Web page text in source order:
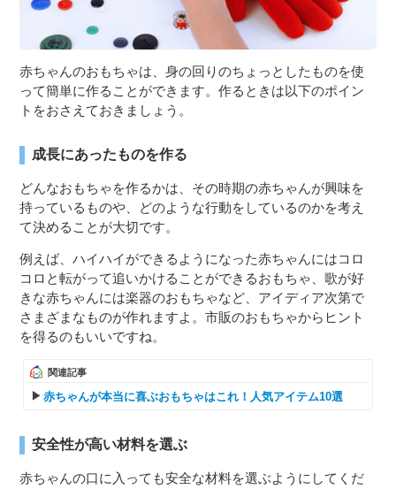
赤ちゃんのおもちゃは、身の回りのちょっとしたものを使
って簡単に作ることができます。作るときは以下のポイン
トをおさえておきましょう。
成長にあったものを作る
どんなおもちゃを作るかは、その時期の赤ちゃんが興味を
持っているものや、どのような行動をしているのかを考え
て決めることが大切です。
例えば、ハイハイができるようになった赤ちゃんにはコロ
コロと転がって追いかけることができるおもちゃ、歌が好
きな赤ちゃんには楽器のおもちゃなど、アイディア次第で
さまざまなものが作れますよ。市販のおもちゃからヒント
を得るのもいいですね。
関連記事
赤ちゃんが本当に喜ぶおもちゃはこれ！人気アイテム10選
安全性が高い材料を選ぶ
赤ちゃんの口に入っても安全な材料を選ぶようにしてくだ